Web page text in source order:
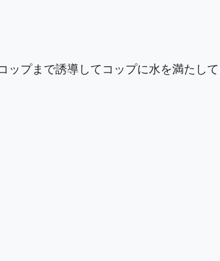
プまで誘導してコップに水を満たし